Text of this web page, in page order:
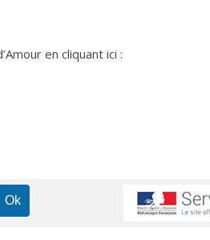
en cliquant ici :